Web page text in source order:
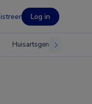
Log in
Huisartsgeneeskunde